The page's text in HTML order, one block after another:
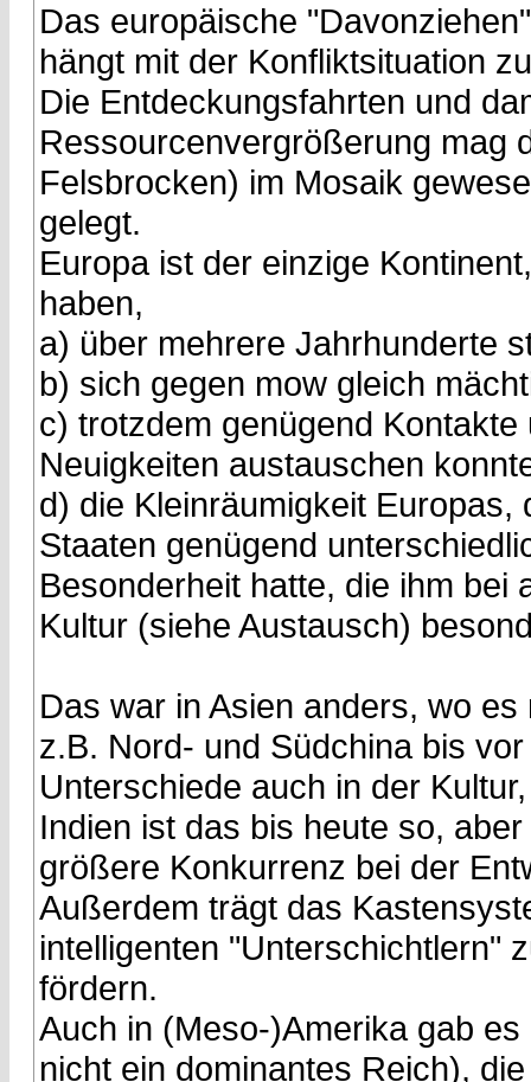
Das europäische
hängt mit der Konfliktsituation
Die Entdeckungsfahrten und
Ressourcenvergrößerung mag
Felsbrocken) im Mosaik
gelegt.
Europa ist der einzige
haben,
a) über mehrere Jahrhunderte
b) sich gegen mow gleich
c) trotzdem genügend
Neuigkeiten austauschen
d) die Kleinräumigkeit
Staaten genügend
Besonderheit hatte, die ihm bei
Kultur (siehe Austausch)
Das war in Asien anders, wo
z.B. Nord- und Südchina bis
Unterschiede auch in der
Indien ist das bis heute so,
größere Konkurrenz bei der
Außerdem trägt das
intelligenten "Unterschichtlern"
fördern.
Auch in (Meso-)Amerika gab
nicht ein dominantes Reich),